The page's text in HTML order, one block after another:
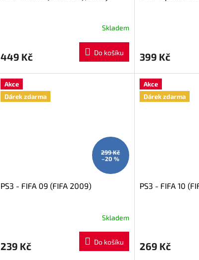
Skladem
449 Kč Do košíku 399 Kč
Akce
Dárek zdarma
299 Kč
–20 %
PS3 - FIFA 09 (FIFA 2009)
Skladem
239 Kč Do košíku
Akce
Dárek zdarma
PS3 - FIFA 10
269 Kč